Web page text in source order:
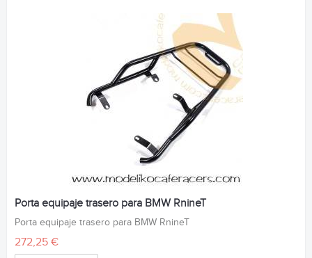
Porta equipaje trasero para BMW RnineT
Porta equipaje trasero para BMW RnineT
272,25 €